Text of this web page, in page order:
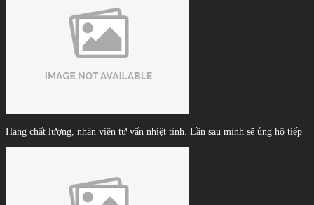
Hàng chất lượng, nhân viên tư vấn nhiệt tình. Lần sau mình sẽ ủng hộ tiếp